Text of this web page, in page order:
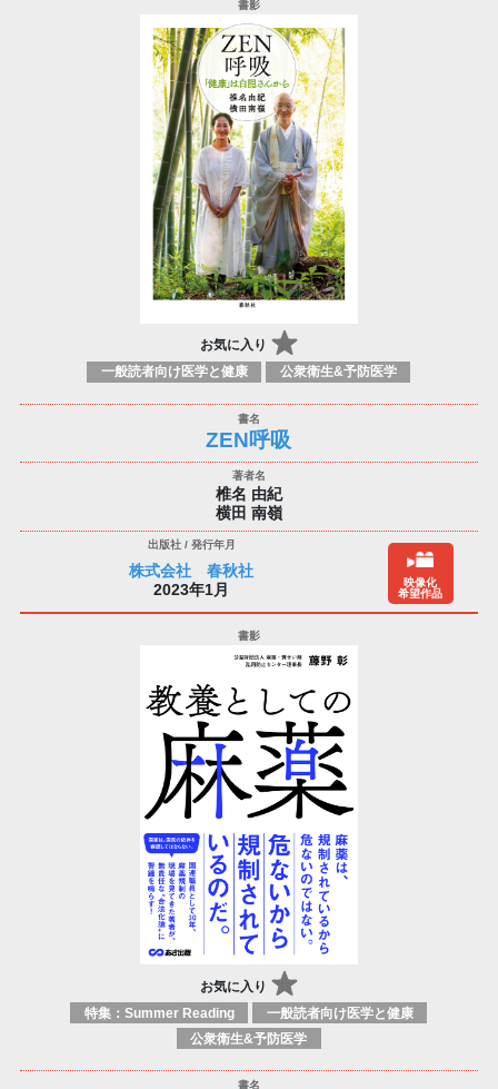
お気に入り
一般読者向け医学と健康 公衆衛生&予防医学
ZEN呼吸
椎名 由紀
横田 南嶺
株式会社 春秋社
2023年1月
映像化
希望作品
お気に入り
特集：Summer Reading
一般読者向け医学と健康
公衆衛生&予防医学